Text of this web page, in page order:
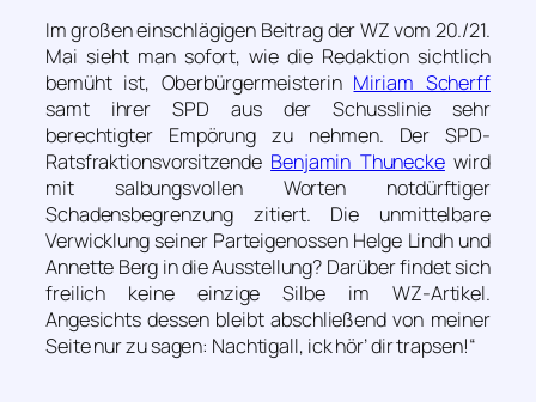
Im großen einschlägigen Beitrag der WZ vom 20./21.
Mai sieht man sofort, wie die Redaktion sichtlich
bemüht ist, Oberbürgermeisterin Miriam Scherff
samt ihrer SPD aus der Schusslinie sehr
berechtigter Empörung zu nehmen. Der SPD-
Ratsfraktionsvorsitzende Benjamin Thuneckewird
mit salbungsvollen Worten notdürftiger
Schadensbegrenzung zitiert. Die unmittelbare
Verwicklung seiner Parteigenossen Helge Lindh und
Annette Berg in die Ausstellung? Darüber findet sich
freilich keine einzige Silbe im WZ-Artikel.
Angesichts dessen bleibt abschließend von meiner
Seite nur zu sagen: Nachtigall, ick hör’ dir trapsen!“